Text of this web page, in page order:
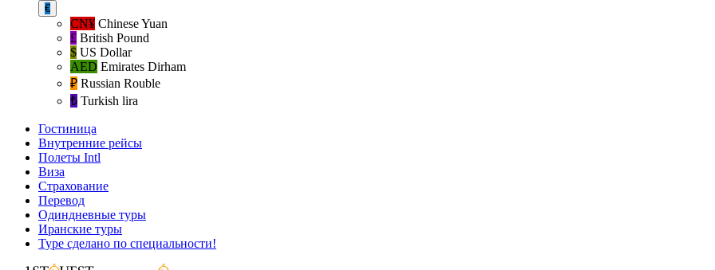
€
CN¥ Chinese Yuan
£ British Pound
$ US Dollar
AED Emirates Dirham
₽‎ Russian Rouble
₺‎ Turkish lira
Гостиница
Внутренние рейсы
Полеты Intl
Виза
Страхование
Перевод
Одиндневные туры
Иранские туры
Туре сделано по специальности!